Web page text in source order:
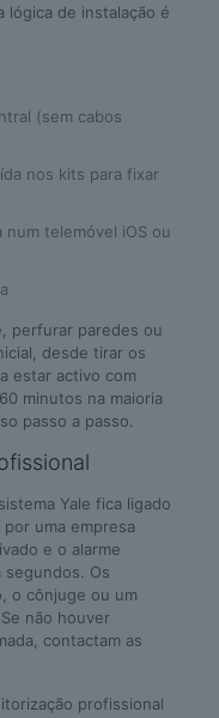
lógica de instalação é
(sem cabos
nos kits para fixar
num telemóvel iOS ou
perfurar paredes ou
desde tirar os
estar activo com
minutos na maioria
passo a passo.
Yale fica ligado
uma empresa
e o alarme
segundos. Os
o cônjuge ou um
não houver
contactam as
profissional